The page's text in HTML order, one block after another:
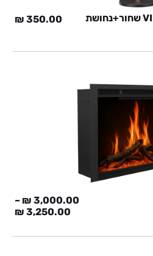
מאוורר רצפה "VINTAGE 16 שחור+נחושת
350.00
₪
3,000.00
₪
–
3,250.00
₪